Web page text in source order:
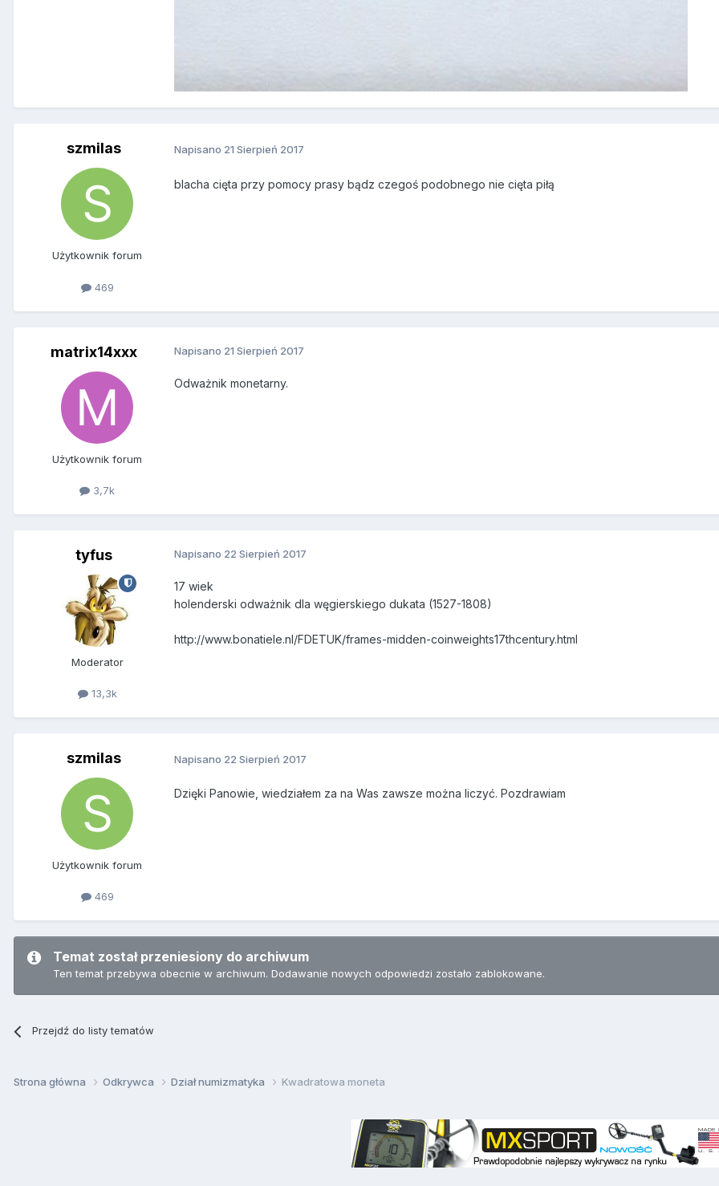
szmilas
Użytkownik forum
469
Napisano 21 Sierpień 2017
blacha cięta przy pomocy prasy bądz czegoś podobnego nie cięta piłą
matrix14xxx
Użytkownik forum
3,7k
Napisano 21 Sierpień 2017
Odważnik monetarny.
tyfus
Moderator
13,3k
Napisano 22 Sierpień 2017
17 wiek
holenderski odważnik dla węgierskiego dukata (1527-1808)
http://www.bonatiele.nl/FDETUK/frames-midden-coinweights17thcentury.html
szmilas
Użytkownik forum
469
Napisano 22 Sierpień 2017
Dzięki Panowie, wiedziałem za na Was zawsze można liczyć. Pozdrawiam
Temat został przeniesiony do archiwum
Ten temat przebywa obecnie w archiwum. Dodawanie nowych odpowiedzi zostało zablokowane.
Przejdź do listy tematów
Strona główna Odkrywca Dział numizmatyka Kwadratowa moneta